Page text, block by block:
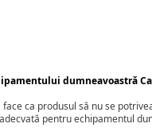
dumneavoastră
ca produsul să nu se
pentru echipamentul